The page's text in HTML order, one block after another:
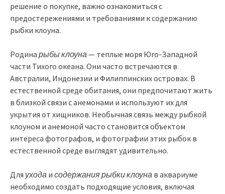
решение о покупке, важно ознакомиться с
предостережениями и требованиями к содержанию
рыбки клоуна.
Родина рыбы клоуна— теплые моря Юго-Западной
части Тихого океана. Они часто встречаются в
Австралии, Индонезии и Филиппинских островах. В
естественной среде обитания, они предпочитают жить
в близкой связи с анемонами и используют их для
укрытия от хищников. Необычная связь между рыбкой
клоуном и анемоной часто становится объектом
интереса фотографов, и фотографии этих рыбок в
естественной среде выглядят удивительно.
Для ухода и содержания рыбки клоуна в аквариуме
необходимо создать подходящие условия, включая